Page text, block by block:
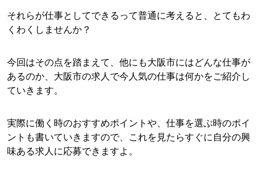
それらが仕事としてできるって普通に考えると、とてもわ
くわくしませんか？
今回はその点を踏まえて、他にも大阪市にはどんな仕事が
あるのか、大阪市の求人で今人気の仕事は何かをご紹介し
ていきます。
実際に働く時のおすすめポイントや、仕事を選ぶ時のポイ
ントも書いていきますので、これを見たらすぐに自分の興
味ある求人に応募できますよ。